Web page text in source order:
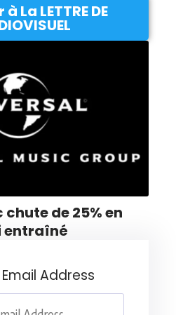
La LETTRE DE
de 25% en
entraîné
Address